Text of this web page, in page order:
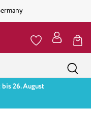
26. August